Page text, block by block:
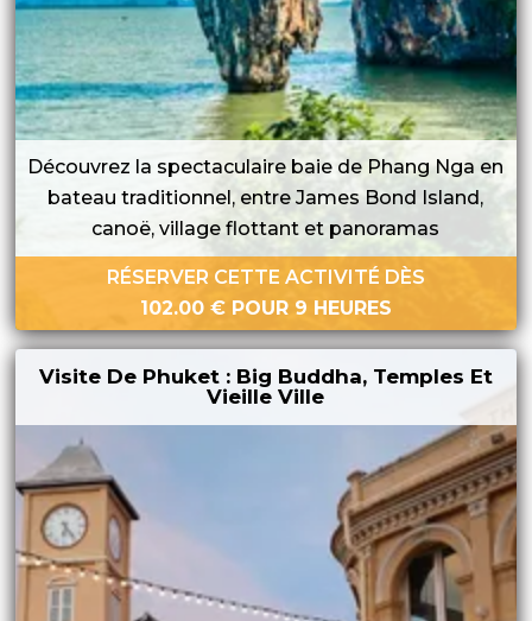
Découvrez la spectaculaire baie de Phang Nga en
bateau traditionnel, entre James Bond Island,
canoë, village flottant et panoramas
RÉSERVER CETTE ACTIVITÉ DÈS
102.00 €POUR 9 HEURES
Visite De Phuket : Big Buddha, Temples Et
Vieille Ville